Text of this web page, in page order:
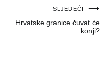
SLJEDEĆI
Hrvatske granice čuvat će
konji?